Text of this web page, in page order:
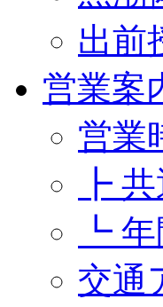
出前
営業案
営業
┣
┗
交通